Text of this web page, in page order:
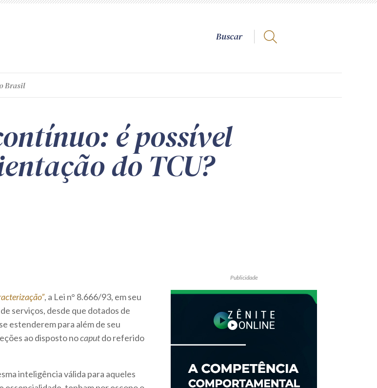
Brasil
é possível
do TCU?
, a Lei n° 8.666/93, em seu
serviços, desde que dotados de
estenderem para além de seu
ao disposto nocaputdo referido
inteligência válida para aqueles
Publicidade